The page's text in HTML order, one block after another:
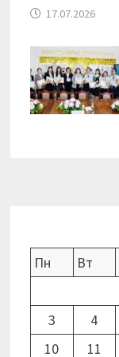
17.07.2026
Пн
Вт
3
4
10
11